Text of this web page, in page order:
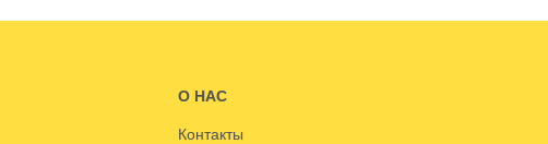
О НАС
Контакты